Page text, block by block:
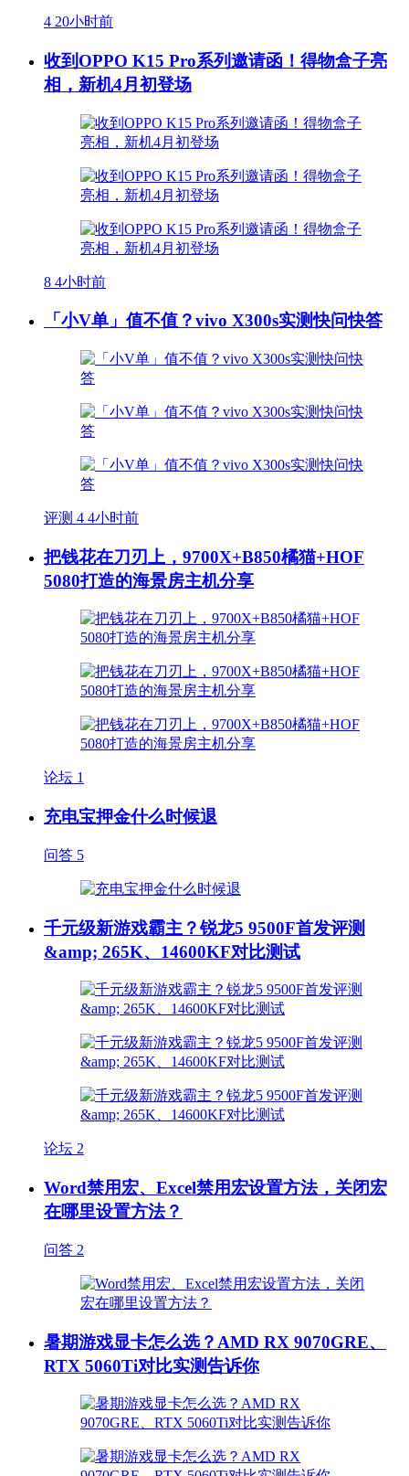
4 20小时前
收到OPPO K15 Pro系列邀请函！得物盒子亮
相，新机4月初登场
8 4小时前
「小V单」值不值？vivo X300s实测快问快答
评测 4 4小时前
把钱花在刀刃上，9700X+B850橘猫+HOF
5080打造的海景房主机分享
论坛 1
充电宝押金什么时候退
问答 5
千元级新游戏霸主？锐龙5 9500F首发评测
&amp; 265K、14600KF对比测试
论坛 2
Word禁用宏、Excel禁用宏设置方法，关闭宏
在哪里设置方法？
问答 2
暑期游戏显卡怎么选？AMD RX 9070GRE、
RTX 5060Ti对比实测告诉你